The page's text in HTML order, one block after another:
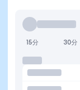
15分 30分